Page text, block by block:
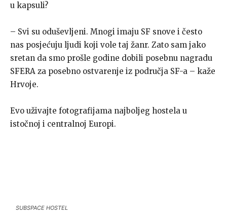
u kapsuli?
– Svi su oduševljeni. Mnogi imaju SF snove i često
nas posjećuju ljudi koji vole taj žanr. Zato sam jako
sretan da smo prošle godine dobili posebnu nagradu
SFERA za posebno ostvarenje iz područja SF-a – kaže
Hrvoje.
Evo uživajte fotografijama najboljeg hostela u
istočnoj i centralnoj Europi.
SUBSPACE HOSTEL